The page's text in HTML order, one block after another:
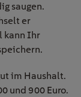
saugen.
er
kann Ihr
im Haushalt.
und 900 Euro.